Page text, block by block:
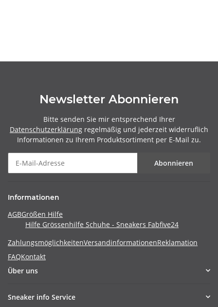
Newsletter Abonnieren
Bitte senden Sie mir entsprechend Ihrer
Datenschutzerklärung regelmäßig und jederzeit widerruflich
Informationen zu Ihrem Produktsortiment per E-Mail zu.
Abonnieren
Informationen
AGBGrößen Hilfe
Hilfe Grössenhilfe Schuhe - Sneakers Fabfive24
ZahlungsmöglichkeitenVersandinformationenReklamation
FAQKontakt
Über uns
Sneaker info Service